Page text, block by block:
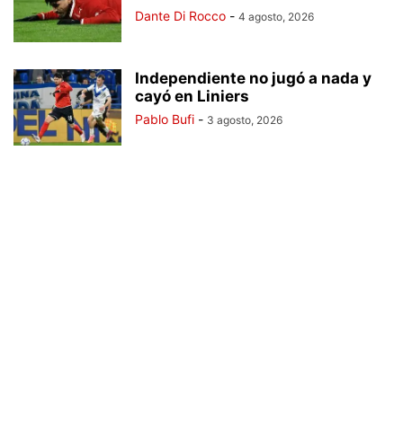
Dante Di Rocco - 4 agosto, 2026
Independiente no jugó a nada y
cayó en Liniers
Pablo Bufi - 3 agosto, 2026